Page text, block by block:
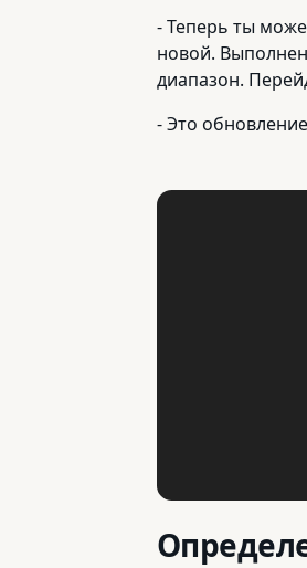
- Теперь ты
новой.
диапазон.
- Это